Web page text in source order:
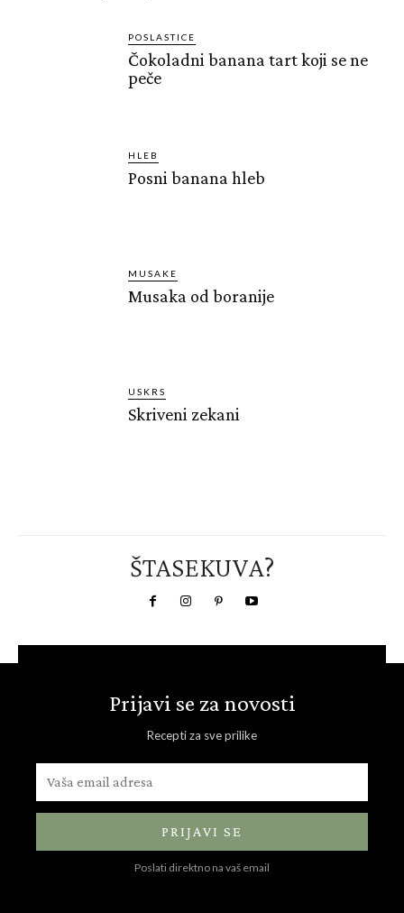
POSLASTICE
Čokoladni banana tart koji se ne
peče
HLEB
Posni banana hleb
MUSAKE
Musaka od boranije
USKRS
Skriveni zekani
ŠTASEKUVA?
Prijavi se za novosti
Recepti za sve prilike
PRIJAVI SE
Poslati direktno na vaš email